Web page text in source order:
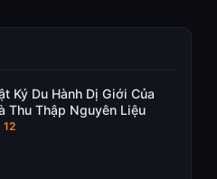
Ký Du Hành Dị Giới Của
Thu Thập Nguyên Liệu
12